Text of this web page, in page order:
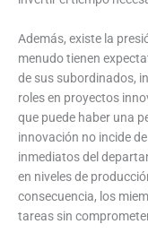
Además, existe la
menudo tienen
de sus subordinados,
roles en proyectos
que puede haber una
innovación no incide
inmediatos del
en niveles de
consecuencia, los
tareas sin